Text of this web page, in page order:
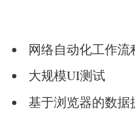
网络自动化工作流
大规模UI测试
基于浏览器的数据